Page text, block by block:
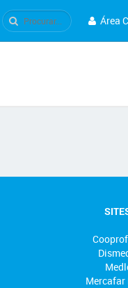
Área